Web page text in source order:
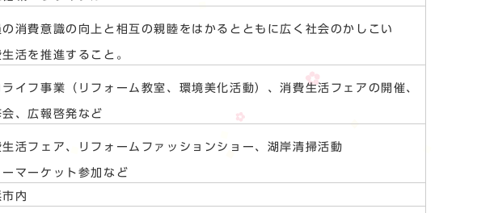
の消費意識の向上と相互の親睦をはかるとともに広く社会のかしこい
活を推進すること。
ライフ事業（リフォーム教室、環境美化活動）、消費生活フェアの開催、
会、広報啓発など
生活フェア、リフォームファッションショー、湖岸清掃活動
ーマーケット参加など
内